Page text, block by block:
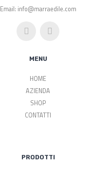
Email: info@marraedile.com
MENU
HOME
AZIENDA
SHOP
CONTATTI
PRODOTTI